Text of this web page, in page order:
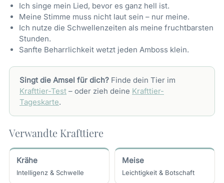
Ich singe mein Lied, bevor es ganz hell ist.
Meine Stimme muss nicht laut sein – nur meine.
Ich nutze die Schwellenzeiten als meine fruchtbarsten
Stunden.
Sanfte Beharrlichkeit wetzt jeden Amboss klein.
Singt die Amsel für dich? Finde dein Tier im
Krafttier-Test – oder zieh deine Krafttier-
Tageskarte.
Verwandte Krafttiere
Krähe
Intelligenz & Schwelle
Meise
Leichtigkeit & Botschaft